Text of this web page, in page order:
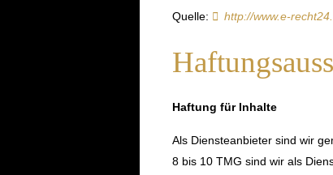
Quelle: http://www.e-
Haftung für Inhalte
Als Diensteanbieter sind wir
8 bis 10 TMG sind wir als